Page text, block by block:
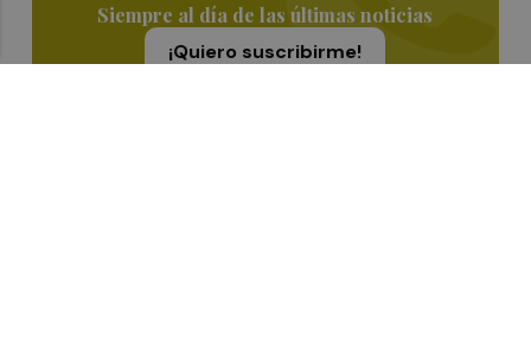
Siempre al día de las últimas noticias
¡Quiero suscribirme!